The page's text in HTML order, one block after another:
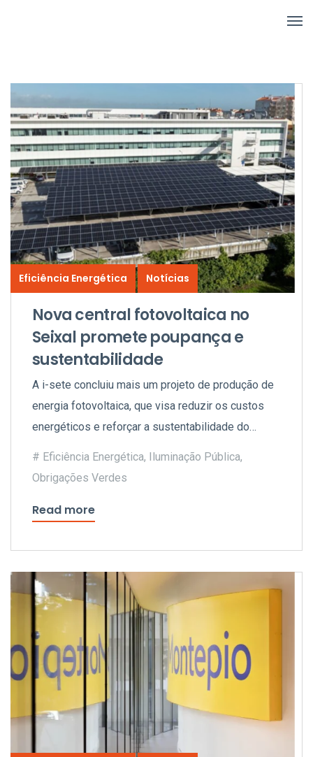
Eficiência Energética Notícias
Nova central fotovoltaica no
Seixal promete poupança e
sustentabilidade
A i-sete concluiu mais um projeto de produção de
energia fotovoltaica, que visa reduzir os custos
energéticos e reforçar a sustentabilidade do
Eficiência Energética, Iluminação Pública,
Obrigações Verdes
Read more